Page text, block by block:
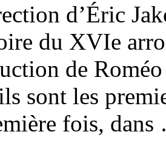
d’Éric
du XVIe
de
sont les
fois,